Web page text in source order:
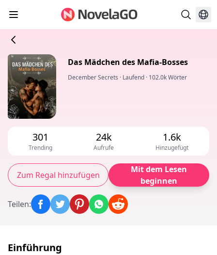
Das Mädchen des Mafia-Bosses
December Secrets · Laufend · 102.0k Wörter
301
Trending
24k
Aufrufe
1.6k
Hinzugefügt
Zum Regal hinzufügen
Mit dem Lesen
beginnen
Teilen:
Einführung